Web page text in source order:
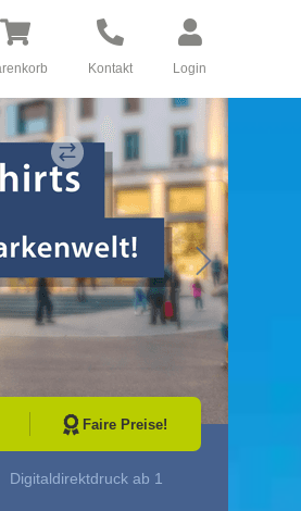
Kontakt Login
Go to Next
Faire Preise!
Digitaldirektdruck ab 1